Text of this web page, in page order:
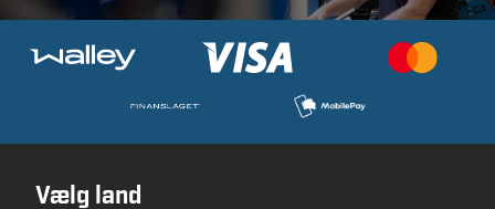
Vælg land